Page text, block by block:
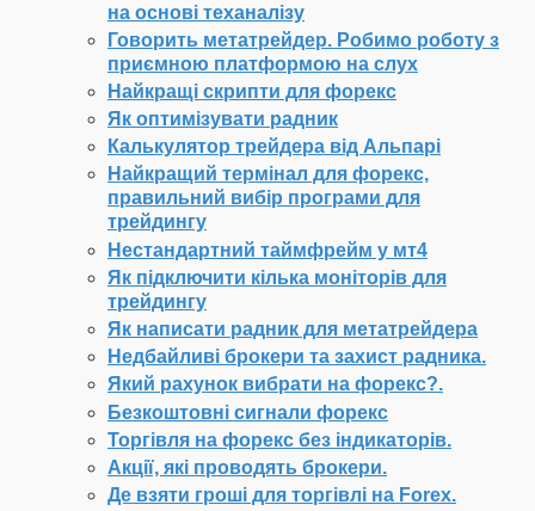
на основі теханалізу
Говорить метатрейдер. Робимо роботу з
приємною платформою на слух
Найкращі скрипти для форекс
Як оптимізувати радник
Калькулятор трейдера від Альпарі
Найкращий термінал для форекс,
правильний вибір програми для
трейдингу
Нестандартний таймфрейм у мт4
Як підключити кілька моніторів для
трейдингу
Як написати радник для метатрейдера
Недбайливі брокери та захист радника.
Який рахунок вибрати на форекс?.
Безкоштовні сигнали форекс
Торгівля на форекс без індикаторів.
Акції, які проводять брокери.
Де взяти гроші для торгівлі на Forex.